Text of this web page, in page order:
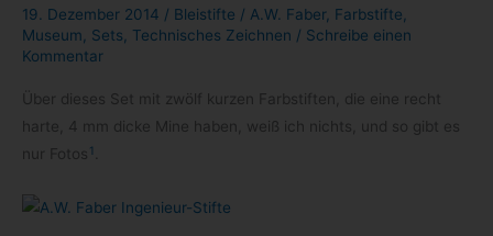
19. Dezember 2014 / Bleistifte / A.W. Faber Farbstifte
Museum
Sets Technisches Zeichnen / Schreibe einen
Kommentar
Über die­ses Set mit zwölf kur­zen Farb­stif­ten, die eine recht
harte, 4 mm dicke Mine haben, weiß ich nichts, und so gibt es
nur Fotos 1